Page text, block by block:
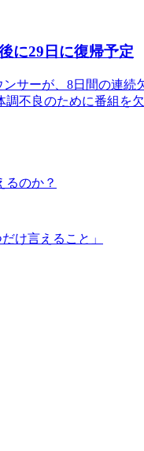
に29日に復帰予定
サーが、8日間の連続
不良のために番組を
るのか？
け言えること」